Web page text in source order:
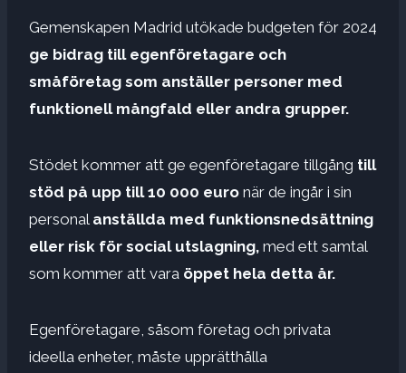
Gemenskapen Madrid utökade budgeten för 2024
ge bidrag till egenföretagare och
småföretag som anställer personer med
funktionell mångfald eller andra grupper.
Stödet kommer att ge egenföretagare tillgång till
stöd på upp till 10 000 euro när de ingår i sin
personal anställda med funktionsnedsättning
eller risk för social utslagning, med ett samtal
som kommer att vara öppet hela detta år.
Egenföretagare, såsom företag och privata
ideella enheter, måste upprätthålla